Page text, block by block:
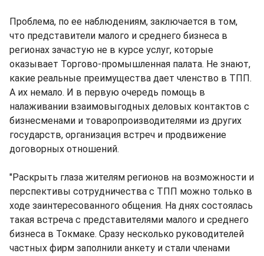
Проблема, по ее наблюдениям, заключается в том,
что представители малого и среднего бизнеса в
регионах зачастую не в курсе услуг, которые
оказывает Торгово-промышленная палата. Не знают,
какие реальные преимущества дает членство в ТПП.
А их немало. И в первую очередь помощь в
налаживании взаимовыгодных деловых контактов с
бизнесменами и товаропроизводителями из других
государств, организация встреч и продвижение
договорных отношений.
"Раскрыть глаза жителям регионов на возможности и
перспективы сотрудничества с ТПП можно только в
ходе заинтересованного общения. На днях состоялась
такая встреча с представителями малого и среднего
бизнеса в Токмаке. Сразу несколько руководителей
частных фирм заполнили анкету и стали членами